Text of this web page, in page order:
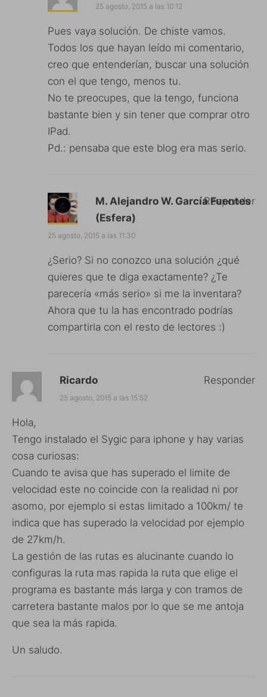
25 agosto, 2015 a las 10:12
Pues vaya solución. De chiste vamos.
Todos los que hayan leído mi comentario,
creo que entenderían, buscar una solución
con el que tengo, menos tu.
No te preocupes, que la tengo, funciona
bastante bien y sin tener que comprar otro
IPad.
Pd.: pensaba que este blog era mas serio.
M. Alejandro W. García Fuentes
(Esfera)
25 agosto, 2015 a las 11:30
¿Serio? Si no conozco una solución ¿qué
quieres que te diga exactamente? ¿Te
parecería «más serio» si me la inventara?
Ahora que tu la has encontrado podrías
compartirla con el resto de lectores :)
Responder
Ricardo
25 agosto, 2015 a las 15:52
Hola,
Tengo instalado el Sygic para iphone y hay varias
cosa curiosas:
Cuando te avisa que has superado el limite de
velocidad este no coincide con la realidad ni por
asomo, por ejemplo si estas limitado a 100km/ te
indica que has superado la velocidad por ejemplo
de 27km/h.
La gestión de las rutas es alucinante cuando lo
configuras la ruta mas rapida la ruta que elige el
programa es bastante más larga y con tramos de
carretera bastante malos por lo que se me antoja
que sea la más rapida.
Un saludo.
Responder